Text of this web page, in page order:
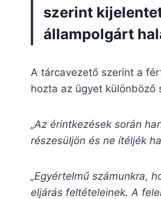
szerint
állampolgárt
A tárcavezető szerint a
hozta az ügyet különböző
„Az érintkezések során
részesüljön és ne ítéljék
„Egyértelmű számunkra,
eljárás feltételeinek. A